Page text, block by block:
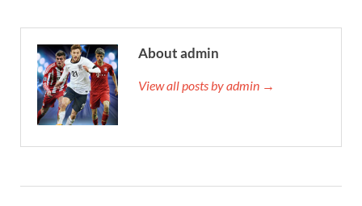
About admin
View all posts by admin →